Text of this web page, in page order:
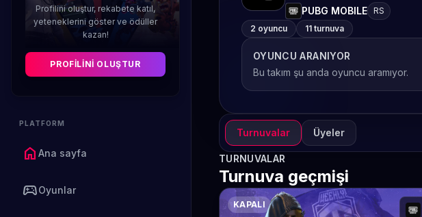
Profilini oluştur, rekabete katıl,
yeteneklerini göster ve ödüller
kazan!
PROFILINI OLUŞTUR
PLATFORM
home Ana sayfa
sports_esportsOyunlar
PUBG MOBILE RS
2 oyuncu
11 turnuva
OYUNCU ARANIYOR
Bu takım şu anda oyuncu aramıyor.
Turnuvalar Üyeler
TURNUVALAR
Turnuva geçmişi
KAPALI